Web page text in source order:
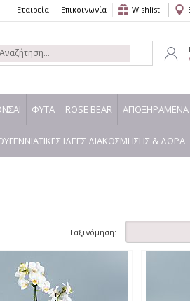
Εταιρεία Επικοινωνία Wishlist
ΦΥΤΑ ROSE BEAR ΑΠΟΞΗΡΑΜΕΝΑ
ΙΔΕΕΣ ΔΙΑΚΟΣΜΗΣΗΣ & ΔΩΡΑ
Ταξινόμηση: